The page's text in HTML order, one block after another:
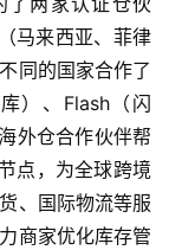
马来西亚、菲律
同的国家合作了
）、Flash（闪
外仓合作伙伴帮
点，为全球跨境
、国际物流等服
商家优化库存管